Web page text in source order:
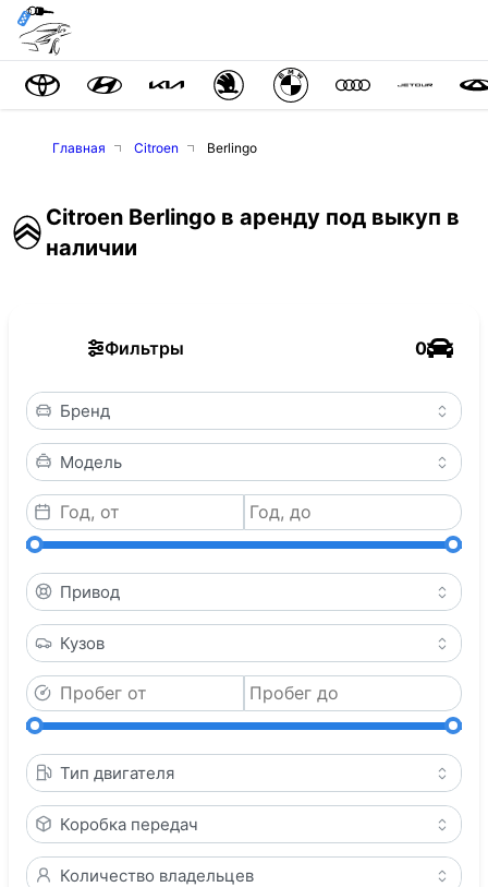
Главная Citroen Berlingo
Citroen Berlingo в аренду под выкуп в
наличии
Фильтры 0
Бренд
Модель
Привод
Кузов
Тип двигателя
Коробка передач
Количество владельцев